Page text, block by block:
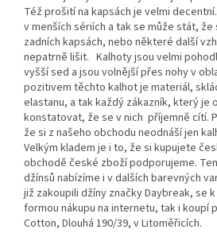
Též prošití na kapsách je velmi
v menších sériích a tak se může stát, že
zadních kapsách, nebo některé další
nepatrně lišit. Kalhoty jsou velmi
vyšší sed a jsou volnější přes nohy v
pozitivem těchto kalhot je materiál,
elastanu, a tak každý zákazník, který je
konstatovat, že se v nich příjemně cítí.
že si z našeho obchodu neodnáší jen
Velkým kladem je i to, že si kupujete
obchodě české zboží podporujeme.
džínsů nabízíme i v dalších barevných
již zakoupili džíny značky Daybreak, se
formou nákupu na internetu, tak i koupí
Cotton, Dlouhá 190/39, v Litoměřicích.